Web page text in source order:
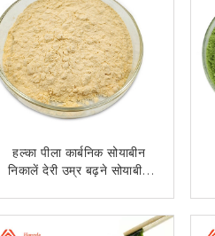
हल्का पीला कार्बनिक सोयाबीन
निकालें देरी उम्र बढ़ने सोयाबीन
अब से संपर्क करें